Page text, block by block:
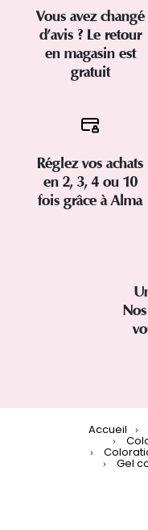
Vous avez changé
d’avis ? Le retour
en magasin est
gratuit
Réglez vos achats
en 2, 3, 4 ou 10
fois grâce à Alma
Accueil
Gel